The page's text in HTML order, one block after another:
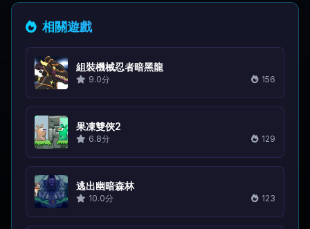
相關遊戲
組裝機械忍者暗黑龍
9.0分 156
果凍雙俠2
6.8分 129
逃出幽暗森林
10.0分 123